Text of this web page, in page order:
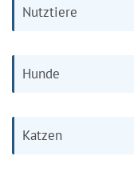
Nutztiere
Hunde
Katzen